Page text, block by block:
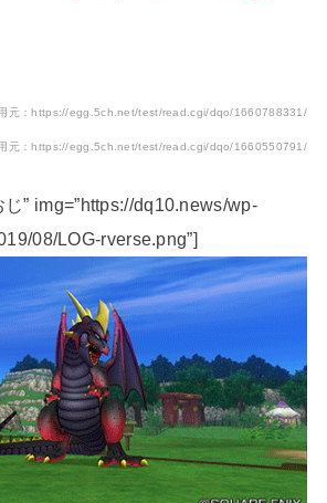
元：https://egg.5ch.net/test/read.cgi/dqo/1660788331/
元：https://egg.5ch.net/test/read.cgi/dqo/1660550791/
じ” img=”https://dq10.news/wp-
08/LOG-rverse.png”]